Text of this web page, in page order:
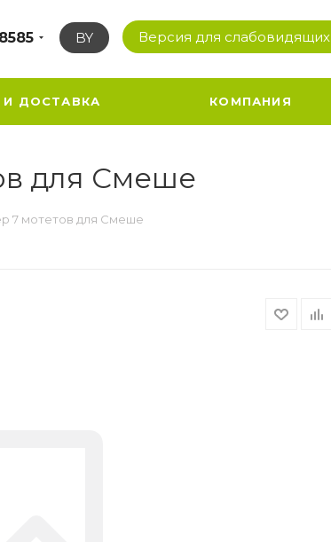
BY Версия для слабовидящих
И ДОСТАВКА КОМПАНИЯ
для Смеше
7 мотетов для Смеше